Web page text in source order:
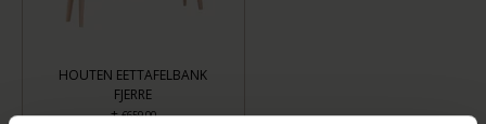
HOUTEN EETTAFELBANK
FJERRE
+€659,00